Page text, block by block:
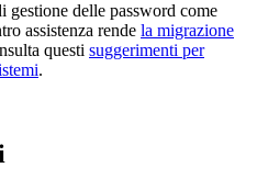
gestione delle password come
assistenza rende la migrazione
questi suggerimenti per
.